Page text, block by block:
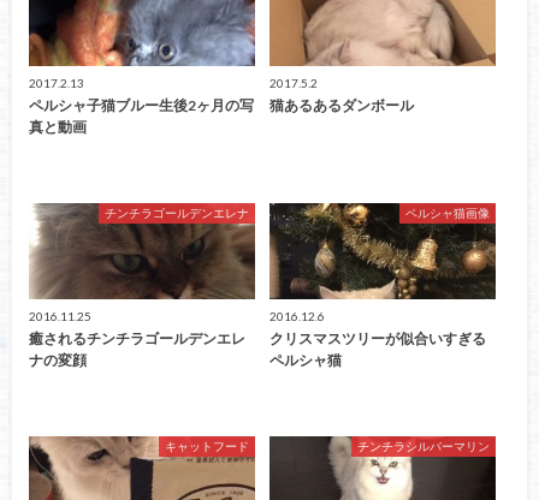
2017.2.13
ペルシャ子猫ブルー生後2ヶ月の写
真と動画
2017.5.2
猫あるあるダンボール
チンチラゴールデンエレナ
2016.11.25
癒されるチンチラゴールデンエレ
ナの変顔
ペルシャ猫画像
2016.12.6
クリスマスツリーが似合いすぎる
ペルシャ猫
キャットフード チンチラシルバーマリン